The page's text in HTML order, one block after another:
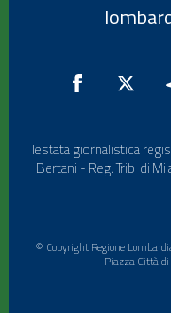
Testata giornalistica
Bertani - Reg. Trib. di
© Copyright Regione
Piazza Città